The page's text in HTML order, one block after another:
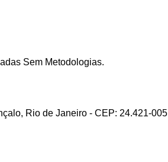
Sem Metodologias.
Rio de Janeiro - CEP: 24.421-005